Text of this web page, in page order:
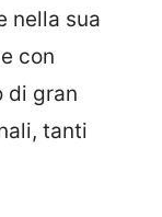
nella sua
con
di gran
tanti